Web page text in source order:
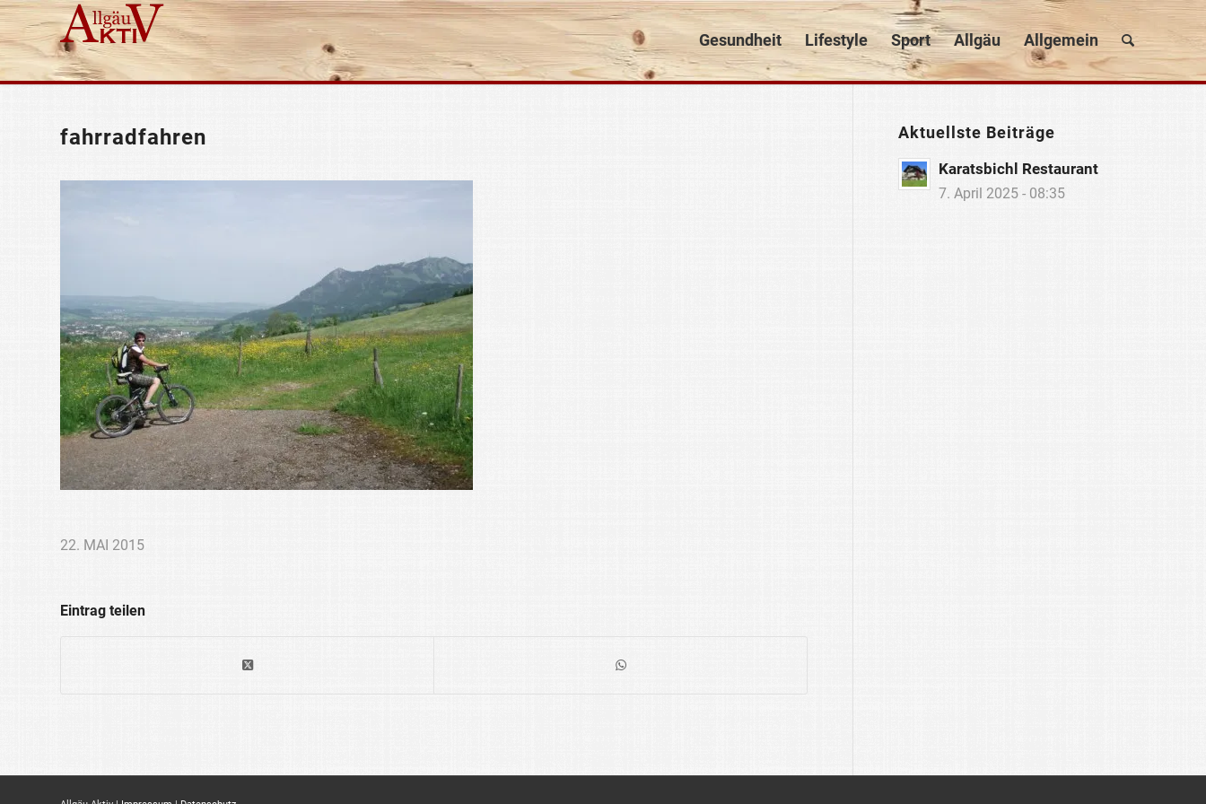
Gesundheit Lifestyle Sport Allgäu Allgemein
fahrradfahren
22. MAI 2015
Eintrag teilen
Aktuellste Beiträge
Karatsbichl Restaurant
7. April 2025 - 08:35